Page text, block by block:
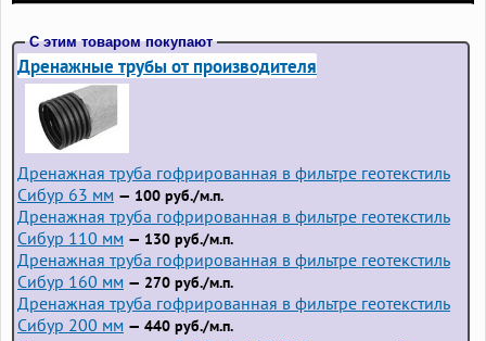
С этим товаром покупают
Дренажные трубы от производителя
Дренажная труба гофрированная в фильтре геотекстиль
Сибур 63 мм — 100 руб./м.п.
Дренажная труба гофрированная в фильтре геотекстиль
Сибур 110 мм — 130 руб./м.п.
Дренажная труба гофрированная в фильтре геотекстиль
Сибур 160 мм — 270 руб./м.п.
Дренажная труба гофрированная в фильтре геотекстиль
Сибур 200 мм — 440 руб./м.п.